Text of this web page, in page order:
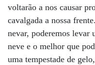
voltarão a nos causar
cavalgada a nossa
nevar, poderemos levar
neve e o melhor que
uma tempestade de